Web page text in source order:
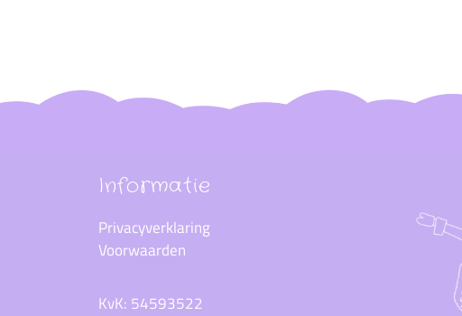
Informatie
Privacyverklaring
Voorwaarden
KvK: 54593522